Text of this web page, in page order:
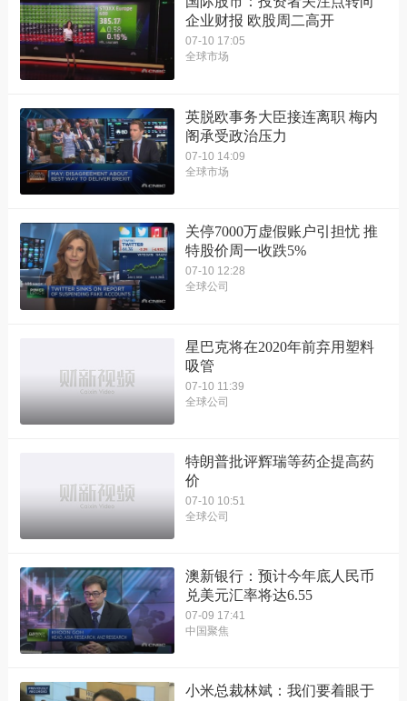
企业财报 欧股周二高开
07-10 17:05
全球市场
英脱欧事务大臣接连离职 梅内
阁承受政治压力
07-10 14:09
全球市场
关停7000万虚假账户引担忧 推
特股价周一收跌5%
07-10 12:28
全球公司
星巴克将在2020年前弃用塑料
吸管
07-10 11:39
全球公司
特朗普批评辉瑞等药企提高药
价
07-10 10:51
全球公司
澳新银行：预计今年底人民币
兑美元汇率将达6.55
07-09 17:41
中国聚焦
小米总裁林斌：我们要着眼于